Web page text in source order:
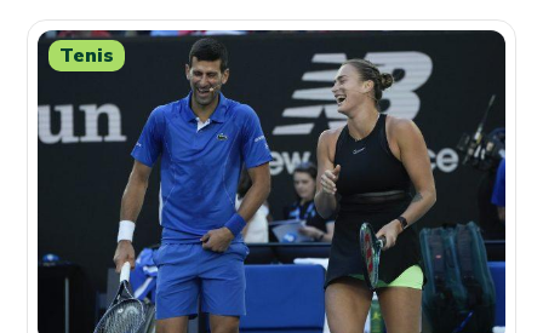
Tenis